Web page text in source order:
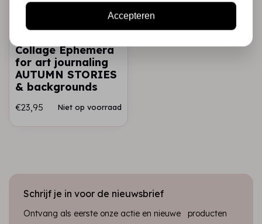
Maremi's Small Art
Collage Ephemera
for art journaling
AUTUMN STORIES
& backgrounds
€23,95 Niet op voorraad
Schrijf je in voor de nieuwsbrief
Ontvang als eerste onze actie en nieuwe producten
Accepteren